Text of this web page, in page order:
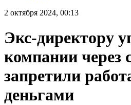
2 октября 2024, 00:13
Экс-директору
компании через
запретили
деньгами